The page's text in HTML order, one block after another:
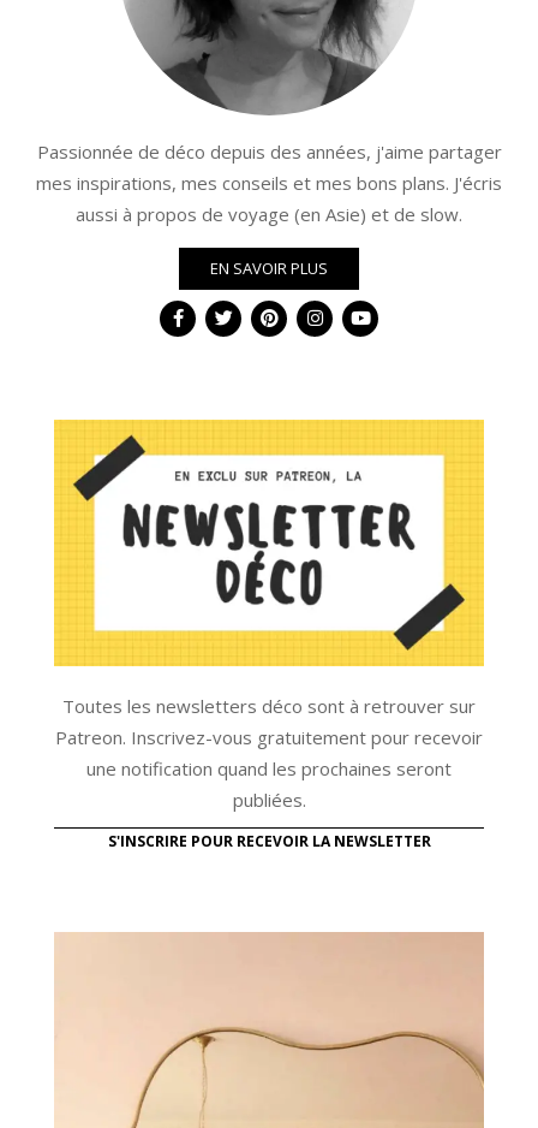
Passionnée de déco depuis des années, j'aime partager
mes inspirations, mes conseils et mes bons plans. J'écris
aussi à propos de voyage (en Asie) et de slow.
EN SAVOIR PLUS
Toutes les newsletters déco sont à retrouver sur
Patreon. Inscrivez-vous gratuitement pour recevoir
une notification quand les prochaines seront
publiées.
S'INSCRIRE POUR RECEVOIR LA NEWSLETTER